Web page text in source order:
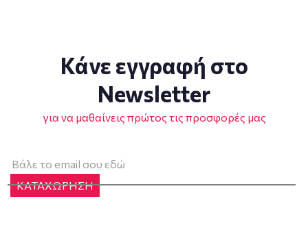
Κάνε εγγραφή στο
Newsletter
για να μαθαίνεις πρώτος τις προσφορές μας
ΚΑΤΑΧΩΡΗΣΗ